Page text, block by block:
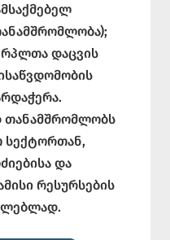
დაცვის
თანამშრომლობს
სექტორთან,
და
რესურსების